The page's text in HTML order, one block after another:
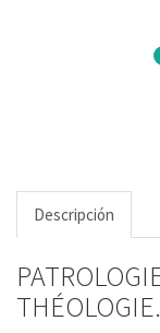
Descripción